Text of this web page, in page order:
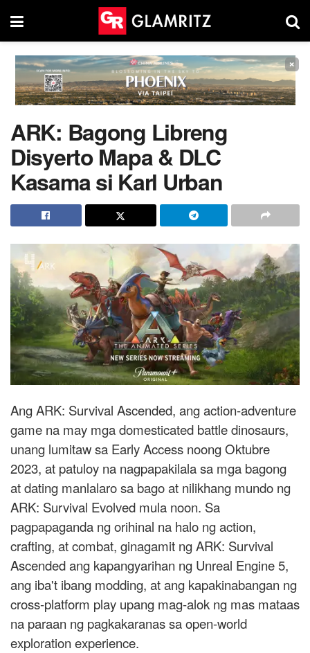
×
ARK: Bagong Libreng
Disyerto Mapa & DLC
Kasama si Karl Urban
Ang ARK: Survival Ascended, ang action-adventure
game na may mga domesticated battle dinosaurs,
unang lumitaw sa Early Access noong Oktubre
2023, at patuloy na nagpapakilala sa mga bagong
at dating manlalaro sa bago at nilikhang mundo ng
ARK: Survival Evolved mula noon. Sa
pagpapaganda ng orihinal na halo ng action,
crafting, at combat, ginagamit ng ARK: Survival
Ascended ang kapangyarihan ng Unreal Engine 5,
ang iba't ibang modding, at ang kapakinabangan ng
cross-platform play upang mag-alok ng mas mataas
na paraan ng pagkakaranas sa open-world
exploration experience.